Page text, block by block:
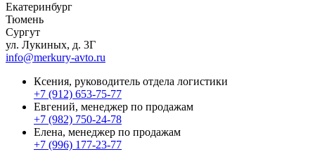
Екатеринбург
Тюмень
Сургут
ул. Лукиных, д. 3Г
info@merkury-avto.ru
Ксения, руководитель отдела логистики
+7 (912) 653-75-77
Евгений, менеджер по продажам
+7 (982) 750-24-78
Елена, менеджер по продажам
+7 (996) 177-23-77